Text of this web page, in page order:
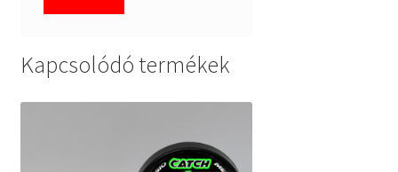
Kapcsolódó termékek